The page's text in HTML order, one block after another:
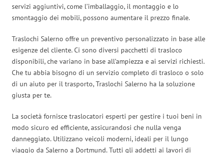
servizi aggiuntivi, come l’imballaggio, il montaggio e lo
smontaggio dei mobili, possono aumentare il prezzo finale.
Traslochi Salerno offre un preventivo personalizzato in base alle
esigenze del cliente. Ci sono diversi pacchetti di trasloco
disponibili, che variano in base all’ampiezza e ai servizi richiesti.
Che tu abbia bisogno di un servizio completo di trasloco o solo
di un aiuto per il trasporto, Traslochi Salerno ha la soluzione
giusta per te.
La società fornisce traslocatori esperti per gestire i tuoi beni in
modo sicuro ed efficiente, assicurandosi che nulla venga
danneggiato. Utilizzano veicoli moderni, ideali per il lungo
viaggio da Salerno a Dortmund. Tutti gli addetti ai lavori di